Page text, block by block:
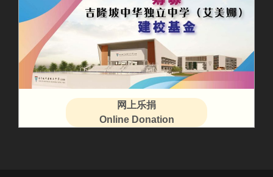
网上乐捐
Online Donation